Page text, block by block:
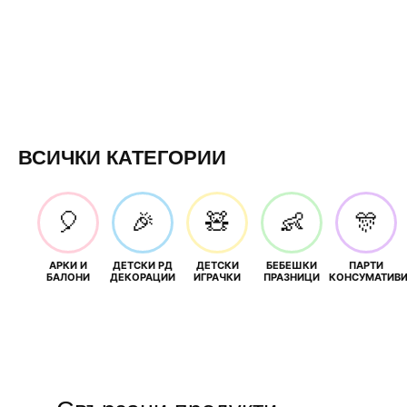
ВСИЧКИ КАТЕГОРИИ
🎈
АРКИ И
БАЛОНИ
🎉
ДЕТСКИ РД
ДЕКОРАЦИИ
🧸
ДЕТСКИ
ИГРАЧКИ
👶
БЕБЕШКИ
ПРАЗНИЦИ
🎊
ПАРТИ
КОНСУМАТИВИ